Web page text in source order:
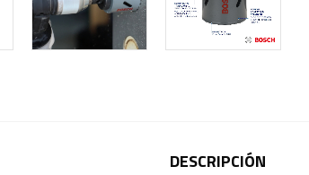
DESCRIPCIÓN